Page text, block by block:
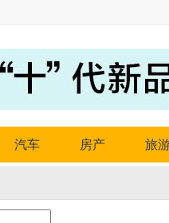
汽车 房产 旅